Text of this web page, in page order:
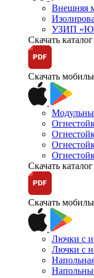
Внешняя
УЗИП
Скачать каталог
Скачать
Скачать каталог
Скачать
Лючки с
Лючки с